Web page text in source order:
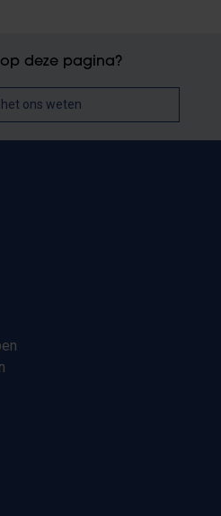
deze pagina?
het ons weten